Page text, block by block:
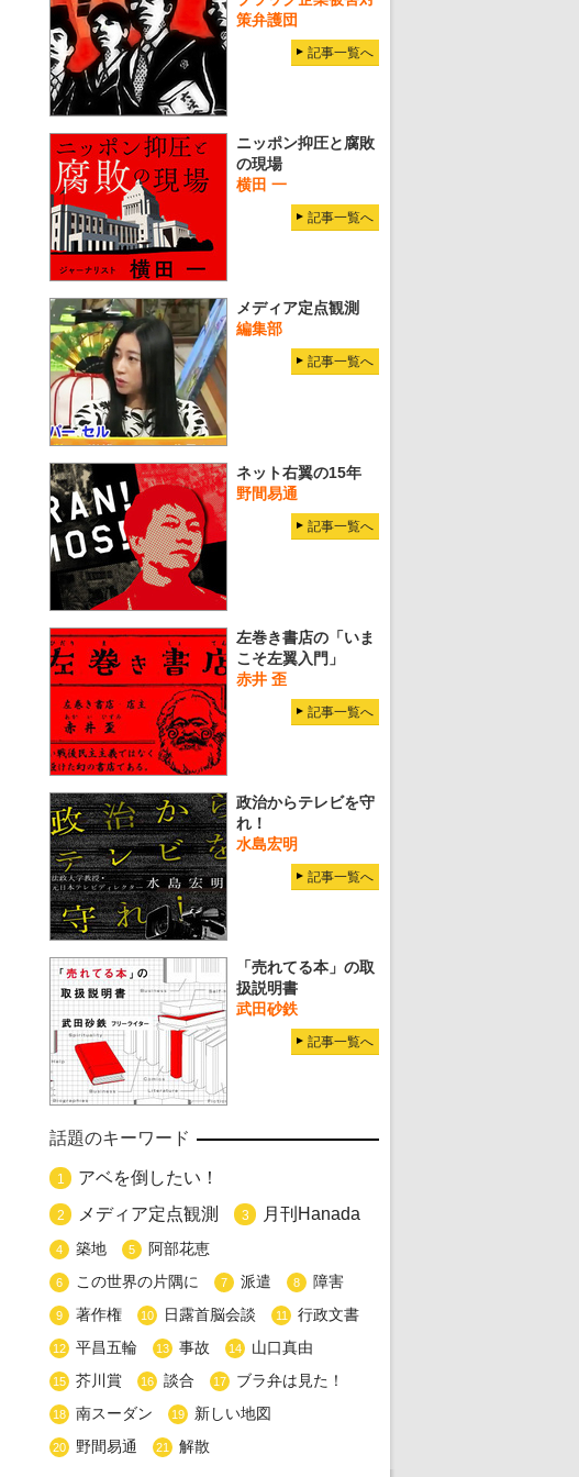
策弁護団
記事一覧へ
ニッポン抑圧と腐敗
の現場
横田 一
記事一覧へ
メディア定点観測
編集部
記事一覧へ
ネット右翼の15年
野間易通
記事一覧へ
左巻き書店の「いま
こそ左翼入門」
赤井 歪
記事一覧へ
政治からテレビを守
れ！
水島宏明
記事一覧へ
「売れてる本」の取
扱説明書
武田砂鉄
記事一覧へ
話題のキーワード
1 アベを倒したい！
2 メディア定点観測 3 月刊Hanada
4 築地 5 阿部花恵
6 この世界の片隅に 7 派遣 8 障害
9 著作権 10 日露首脳会談 11 行政文書
12 平昌五輪 13 事故 14 山口真由
15 芥川賞 16 談合 17 ブラ弁は見た！
18 南スーダン 19 新しい地図
20 野間易通 21 解散